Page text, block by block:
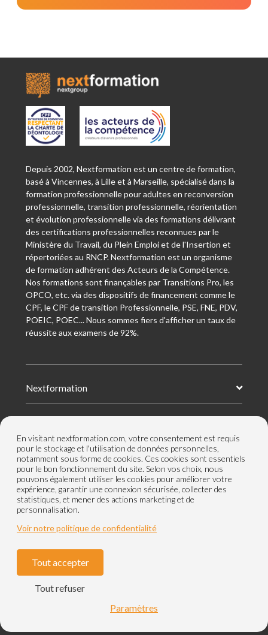
Depuis 2002, Nextformation est un centre de formation,
basé à Vincennes, à Lille et à Marseille, spécialisé dans la
formation professionnelle pour adultes en reconversion
professionnelle, transition professionnelle, réorientation
et évolution professionnelle via des formations délivrant
des certifications professionnelles reconnues par le
Ministère du Travail, du Plein Emploi et de l'Insertion et
répertoriées au RNCP. Nextformation est un organisme
de formation adhérent des Acteurs de la Compétence.
Nos formations sont finançables par Transitions Pro, les
OPCO, etc. via des dispositifs de financement comme le
CPF, le CPF de transition Professionnelle, PSE, FNE, PDV,
POEIC, POEC... Nous sommes fiers d'afficher un taux de
réussite aux examens de 92%.
Nextformation
Nos centres de formation
Le groupe
Mentions légales
Nos labels et certifications
En visitant nextformation.com, votre consentement est requis
pour le stockage et l'utilisation de données personnelles,
notamment sous forme de cookies. Ces cookies sont essentiels
pour le bon fonctionnement du site. Selon vos choix, nous
pouvons également utiliser les cookies pour améliorer votre
expérience, garantir une connexion sécurisée, collecter des
statistiques, et mener des actions marketing et de
personnalisation.
Tout accepter
Tout refuser
Paramètres
Voir notre politique de confidentialité